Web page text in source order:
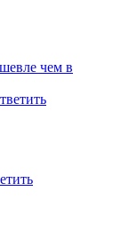
чем в